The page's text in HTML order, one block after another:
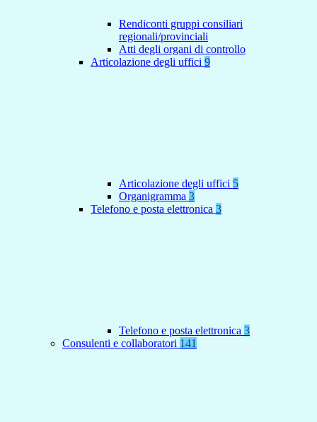
Rendiconti gruppi consiliari
regionali/provinciali
Atti degli organi di controllo
Articolazione degli uffici 9
Articolazione degli uffici 5
Organigramma 3
Telefono e posta elettronica 3
Telefono e posta elettronica 3
Consulenti e collaboratori 141